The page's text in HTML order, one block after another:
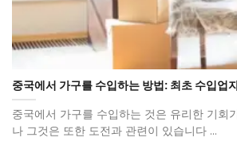
중국에서 가구를 수입하는 방법: 최초 수입업
중국에서 가구를 수입하는 것은 유리한 기회
나 그것은 또한 도전과 관련이 있습니다 ...